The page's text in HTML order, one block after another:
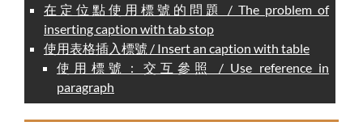
在定位點使用標號的問題 / The problem of
inserting caption with tab stop
使用表格插入標號 / Insert an caption with table
使用標號：交互參照 / Use reference in
paragraph